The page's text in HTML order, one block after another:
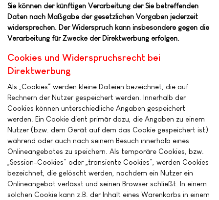
Sie können der künftigen Verarbeitung der Sie betreffenden
Daten nach Maßgabe der gesetzlichen Vorgaben jederzeit
widersprechen. Der Widerspruch kann insbesondere gegen die
Verarbeitung für Zwecke der Direktwerbung erfolgen.
Cookies und Widerspruchsrecht bei
Direktwerbung
Als „Cookies“ werden kleine Dateien bezeichnet, die auf
Rechnern der Nutzer gespeichert werden. Innerhalb der
Cookies können unterschiedliche Angaben gespeichert
werden. Ein Cookie dient primär dazu, die Angaben zu einem
Nutzer (bzw. dem Gerät auf dem das Cookie gespeichert ist)
während oder auch nach seinem Besuch innerhalb eines
Onlineangebotes zu speichern. Als temporäre Cookies, bzw.
„Session-Cookies“ oder „transiente Cookies“, werden Cookies
bezeichnet, die gelöscht werden, nachdem ein Nutzer ein
Onlineangebot verlässt und seinen Browser schließt. In einem
solchen Cookie kann z.B. der Inhalt eines Warenkorbs in einem